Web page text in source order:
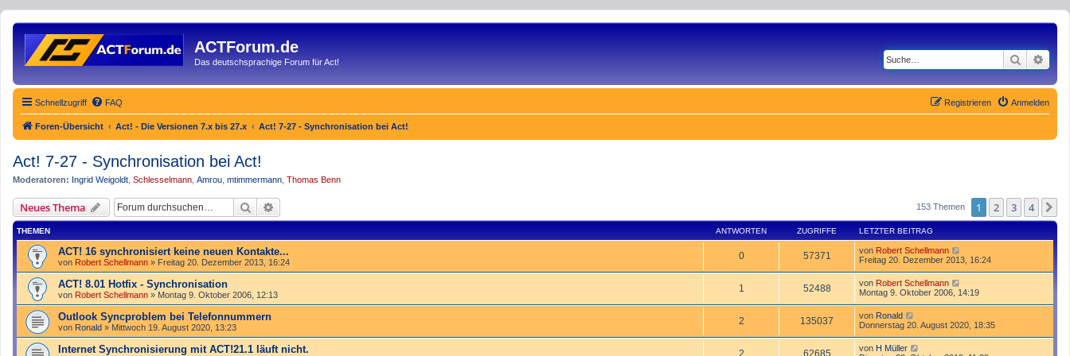
ACTForum.de
Das deutschsprachige Forum für Act! Suche
Schnellzugriff FAQ Anmelden
Registrieren
Foren-Übersicht Act! - Die Versionen 7.x bis 27.x Act! 7-27 - Synchronisation bei Act!
Act! 7-27 - Synchronisation bei Act!
Moderatoren: Ingrid Weigoldt Schlesselmann Amrou mtimmermann Thomas Benn
Neues Thema Suche 153 Themen 1 2 3 4
THEMEN ANTWORTEN ZUGRIFFE LETZTER BEITRAG
ACT! 16 synchronisiert keine neuen Kontakte...
von Robert Schellmann » Freitag 20. Dezember 2013, 16:24
0 57371 von Robert Schellmann
Freitag 20. Dezember 2013, 16:24
ACT! 8.01 Hotfix - Synchronisation
von Robert Schellmann » Montag 9. Oktober 2006, 12:13
1 52488 von Robert Schellmann
Montag 9. Oktober 2006, 14:19
Outlook Syncproblem bei Telefonnummern
von Ronald » Mittwoch 19. August 2020, 13:23
2 135037 von Ronald
Donnerstag 20. August 2020, 18:35
Internet Synchronisierung mit ACT!21.1 läuft nicht. 2 62685 von H Müller